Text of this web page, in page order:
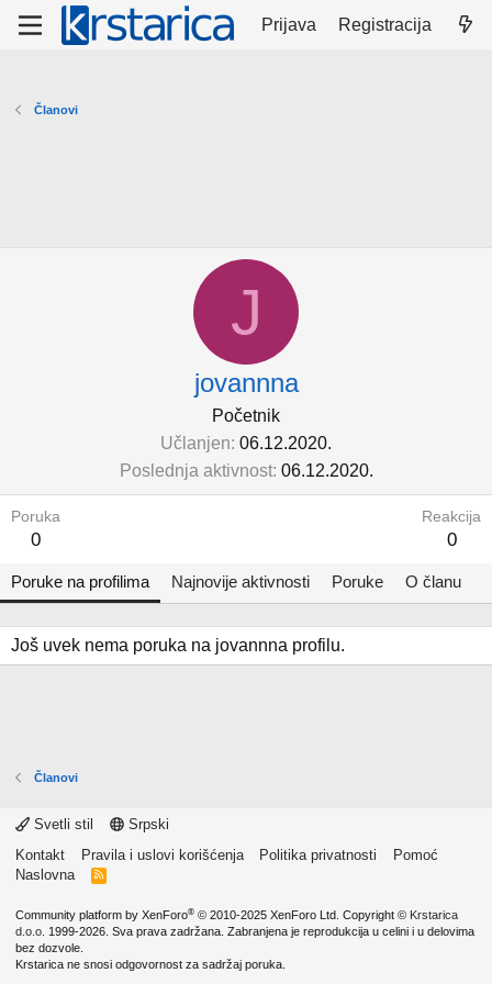
Prijava Registracija
Članovi
J
jovannna
Početnik
Učlanjen 06.12.2020.
Poslednja aktivnost 06.12.2020.
Poruka
0
Reakcija
0
Poruke na profilima Najnovije aktivnosti Poruke O članu
Još uvek nema poruka na jovannna profilu.
Članovi
Svetli stil
Srpski
Kontakt
Pravila i uslovi korišćenja Politika privatnosti
Pomoć
Naslovna
R
Community platform by XenForo® © 2010-2025 XenForo Ltd. Copyright © Krstarica
d.o.o. 1999-2026. Sva prava zadržana. Zabranjena je reprodukcija u celini i u delovima
bez dozvole.
Krstarica ne snosi odgovornost za sadržaj poruka.